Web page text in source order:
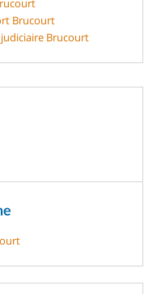
Brucourt
Brucourt